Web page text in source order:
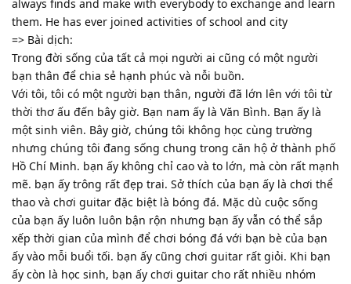
always finds and make with everybody to exchange and learn
them. He has ever joined activities of school and city
=> Bài dịch:
Trong đời sống của tất cả mọi người ai cũng có một người
bạn thân để chia sẻ hạnh phúc và nỗi buồn.
Với tôi, tôi có một người bạn thân, người đã lớn lên với tôi từ
thời thơ ấu đến bây giờ. Bạn nam ấy là Văn Bình. Bạn ấy là
một sinh viên. Bây giờ, chúng tôi không học cùng trường
nhưng chúng tôi đang sống chung trong căn hộ ở thành phố
Hồ Chí Minh. bạn ấy không chỉ cao và to lớn, mà còn rất mạnh
mẽ. bạn ấy trông rất đẹp trai. Sở thích của bạn ấy là chơi thể
thao và chơi guitar đặc biệt là bóng đá. Mặc dù cuộc sống
của bạn ấy luôn luôn bận rộn nhưng bạn ấy vẫn có thể sắp
xếp thời gian của mình để chơi bóng đá với bạn bè của bạn
ấy vào mỗi buổi tối. bạn ấy cũng chơi guitar rất giỏi. Khi bạn
ấy còn là học sinh, bạn ấy chơi guitar cho rất nhiều nhóm